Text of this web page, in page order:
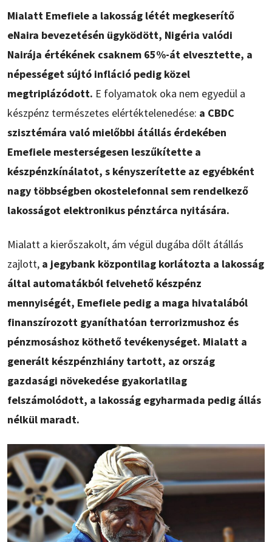
Mialatt Emefiele a lakosság létét megkeserítő
eNaira bevezetésén ügyködött, Nigéria valódi
Nairája értékének csaknem 65%-át elvesztette, a
népességet sújtó infláció pedig közel
megtriplázódott. E folyamatok oka nem egyedül a
készpénz természetes elértéktelenedése: a CBDC
szisztémára való mielőbbi átállás érdekében
Emefiele mesterségesen leszűkítette a
készpénzkínálatot, s kényszerítette az egyébként
nagy többségben okostelefonnal sem rendelkező
lakosságot elektronikus pénztárca nyitására.
Mialatt a kierőszakolt, ám végül dugába dőlt átállás
zajlott, a jegybank központilag korlátozta a lakosság
által automatákból felvehető készpénz
mennyiségét, Emefiele pedig a maga hivatalából
finanszírozott gyaníthatóan terrorizmushoz és
pénzmosáshoz köthető tevékenységet. Mialatt a
generált készpénzhiány tartott, az ország
gazdasági növekedése gyakorlatilag
felszámolódott, a lakosság egyharmada pedig állás
nélkül maradt.